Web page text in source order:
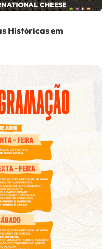
Históricas em